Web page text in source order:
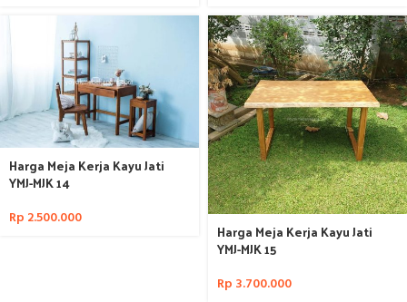
Harga Meja Kerja Kayu Jati
YMJ-MJK 14
Rp 2.500.000
Harga Meja Kerja Kayu Jati
YMJ-MJK 15
Rp 3.700.000